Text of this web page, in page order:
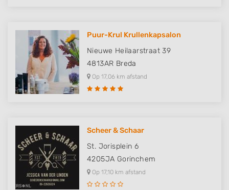
Puur-Krul Krullenkapsalon
Nieuwe Heilaarstraat 39
4813AR Breda
Op 17,06 km afstand
Scheer & Schaar
St. Jorisplein 6
4205JA Gorinchem
Op 17,10 km afstand